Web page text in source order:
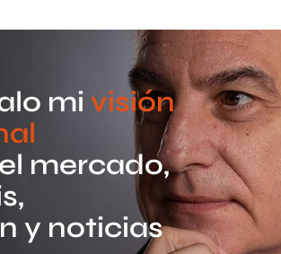
mi visión
mercado,
y noticias